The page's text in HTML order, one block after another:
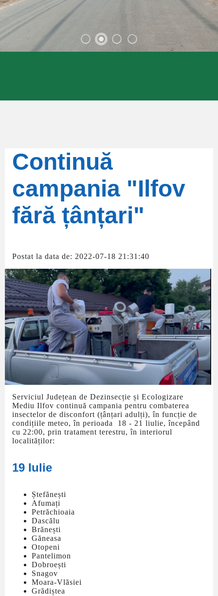
Continuă
campania "Ilfov
fără țânțari"
Postat la data de: 2022-07-18 21:31:40
Serviciul Județean de Dezinsecție și Ecologizare
Mediu Ilfov continuă campania pentru combaterea
insectelor de disconfort (țânțari adulți), în funcție de
condițiile meteo, în perioada 18 - 21 liulie, începând
cu 22:00, prin tratament terestru, în interiorul
localităților:
19 Iulie
Ștefănești
Afumați
Petrăchioaia
Dascălu
Brănești
Găneasa
Otopeni
Pantelimon
Dobroești
Snagov
Moara-Vlăsiei
Grădiștea